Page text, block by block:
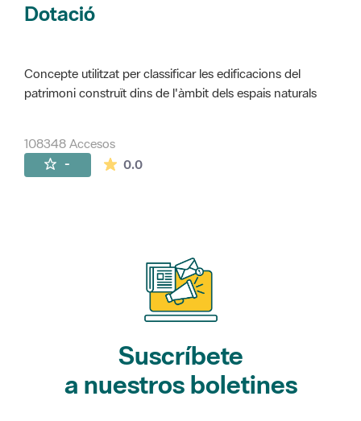
Dotació
Concepte utilitzat per classificar les edificacions del
patrimoni construït dins de l'àmbit dels espais naturals
108348 Accesos
- 0.0La valoración media es de 0 estrellas de
Suscríbete
a nuestros boletines